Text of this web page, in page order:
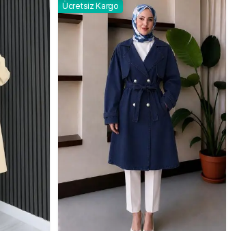
Ücretsiz Kargo